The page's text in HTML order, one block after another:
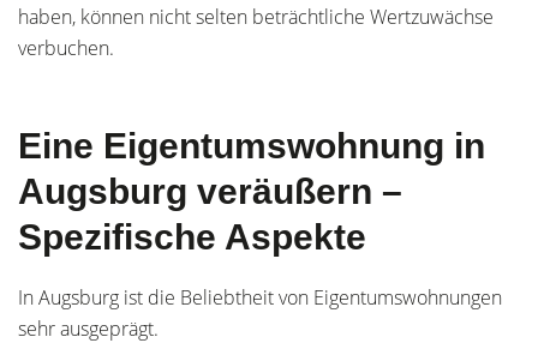
haben, können nicht selten beträchtliche Wertzuwächse
verbuchen.
Eine Eigentumswohnung in
Augsburg veräußern –
Spezifische Aspekte
In Augsburg ist die Beliebtheit von Eigentumswohnungen
sehr ausgeprägt.